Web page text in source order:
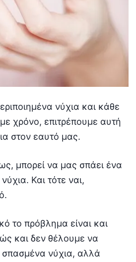
νύχια και κάθε
χρόνο, επιτρέπουμε αυτή
στον εαυτό μας.
μπορεί να μας σπάει ένα
Και τότε ναι,
το πρόβλημα είναι και
και δεν θέλουμε να
νύχια, αλλά